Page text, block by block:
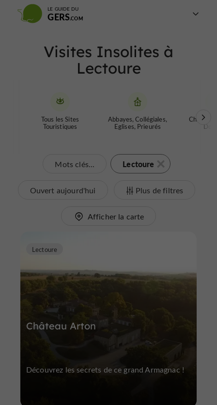
LE GUIDE DU
GERS
Visites Insolites à
Lectoure
Tous les Sites
Touristiques
Abbayes, Collégiales,
Eglises, Prieurés
Mots clés... Lectoure
Ouvert aujourd'hui Plus de filtres
Afficher la carte
Château Arton
Lectoure
Découvrez les secrets de ce grand Armagnac !